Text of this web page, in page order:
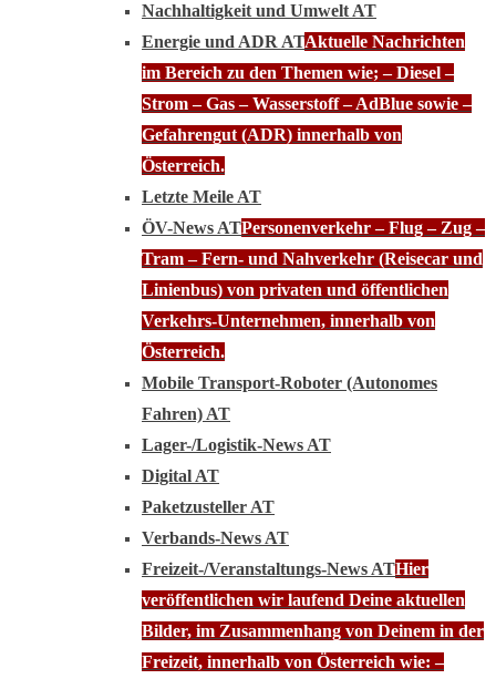
Nachhaltigkeit und Umwelt AT
Energie und ADR ATAktuelle Nachrichten
im Bereich zu den Themen wie; – Diesel –
Strom – Gas – Wasserstoff – AdBlue sowie –
Gefahrengut (ADR) innerhalb von
Österreich.
Letzte Meile AT
ÖV-News ATPersonenverkehr – Flug – Zug –
Tram – Fern- und Nahverkehr (Reisecar und
Linienbus) von privaten und öffentlichen
Verkehrs-Unternehmen, innerhalb von
Österreich.
Mobile Transport-Roboter (Autonomes
Fahren) AT
Lager-/Logistik-News AT
Digital AT
Paketzusteller AT
Verbands-News AT
Freizeit-/Veranstaltungs-News ATHier
veröffentlichen wir laufend Deine aktuellen
Bilder, im Zusammenhang von Deinem in der
Freizeit, innerhalb von Österreich wie: –